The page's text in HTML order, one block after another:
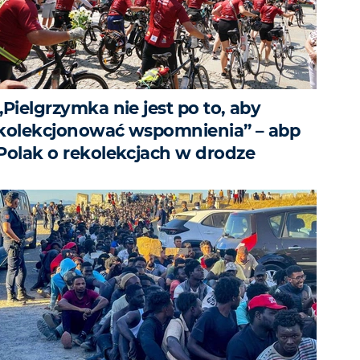
nie jest po to, aby
wspomnienia” – abp
o rekolekcjach w drodze